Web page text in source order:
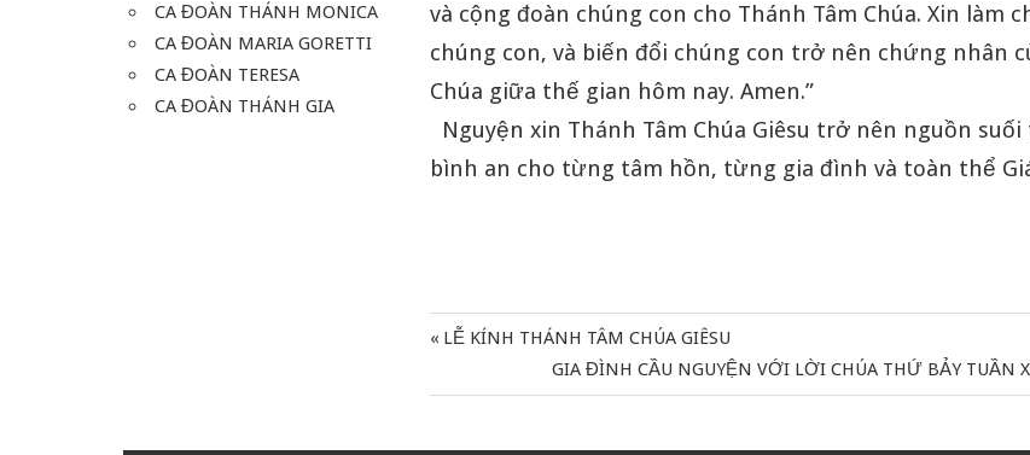
CA ĐOÀN THÁNH MONICA
CA ĐOÀN MARIA GORETTI
CA ĐOÀN TERESA
CA ĐOÀN THÁNH GIA
và cộng đoàn chúng con cho Thánh Tâm Chúa. Xin làm
chúng con, và biến đổi chúng con trở nên chứng nhân
Chúa giữa thế gian hôm nay. Amen.”
Nguyện xin Thánh Tâm Chúa Giêsu trở nên nguồn suối
bình an cho từng tâm hồn, từng gia đình và toàn thể
Điều
hướng
Previous
LỄ KÍNH THÁNH TÂM CHÚA GIÊSU
Next
Post:
GIA ĐÌNH CẦU NGUYỆN VỚI LỜI CHÚA THỨ BẢY TUẦN